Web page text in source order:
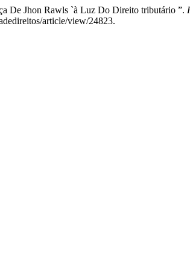
De Jhon Rawls `à Luz Do Direito tributário ”.
article/view/24823.